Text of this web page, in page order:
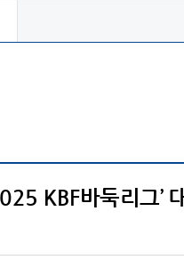
KBF바둑리그’